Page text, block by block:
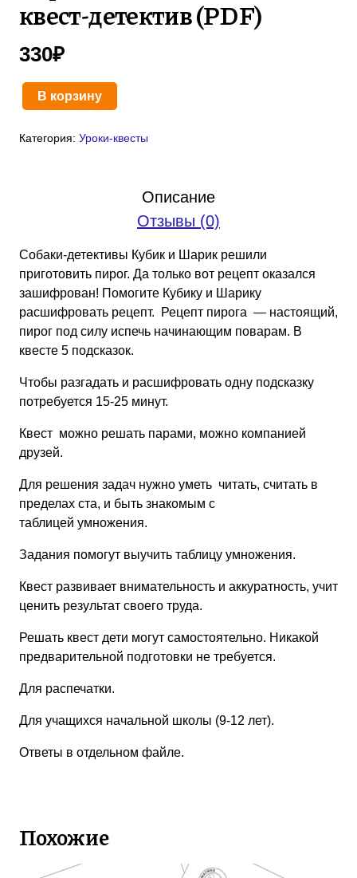
квест-детектив (PDF)
330₽
Количество
Кубик
квест-
детектив
(PDF)
В корзину
Категория: Уроки-квесты
Описание
Отзывы (0)
Собаки-детективы Кубик и Шарик решили
приготовить пирог. Да только вот рецепт оказался
зашифрован! Помогите Кубику и Шарику
расшифровать рецепт. Рецепт пирога — настоящий,
пирог под силу испечь начинающим поварам. В
квесте 5 подсказок.
Чтобы разгадать и расшифровать одну подсказку
потребуется 15-25 минут.
Квест можно решать парами, можно компанией
друзей.
Для решения задач нужно уметь читать, считать в
пределах ста, и быть знакомым с
таблицей умножения.
Задания помогут выучить таблицу умножения.
Квест развивает внимательность и аккуратность, учит
ценить результат своего труда.
Решать квест дети могут самостоятельно. Никакой
предварительной подготовки не требуется.
Для распечатки.
Для учащихся начальной школы (9-12 лет).
Ответы в отдельном файле.
Похожие